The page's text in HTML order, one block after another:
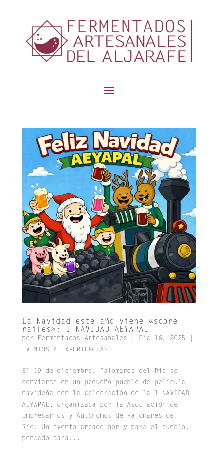
La Navidad este año viene «sobre
raíles»: I NAVIDAD AEYAPAL
por Fermentados Artesanales Dic 16, 2025
EVENTOS Y EXPERIENCIAS
El 19 de diciembre, Palomares del Río se
convierte en un pequeño pueblo de película
navideña con la celebración de la I NAVIDAD
AEYAPAL, organizada por la Asociación de
Empresarios y Autónomos de Palomares del
Río. Un evento creado por y para el pueblo,
pensado para...